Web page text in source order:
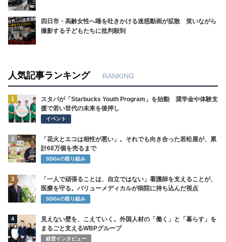
四日市・高齢女性へ唾を吐きかける迷惑動画が拡散 笑いながら
撮影する子どもたちに批判殺到
人気記事ランキング RANKING
1
スタバが「Starbucks Youth Program」を始動 奨学金や体験支
援で若い世代の未来を後押し
イベント
2
「花火とエコは相性が悪い」。それでも向き合った若松屋が、累
計68万個を売るまで
SDGsの取り組み
3
「一人で頑張ることは、自立ではない」看護師を支えることが、
医療を守る。バリューメディカルが病院に持ち込んだ視点
SDGsの取り組み
4
見えない壁を、こえていく。外国人材の「働く」と「暮らす」を
まるごと支えるWBPグループ
経営インタビュー